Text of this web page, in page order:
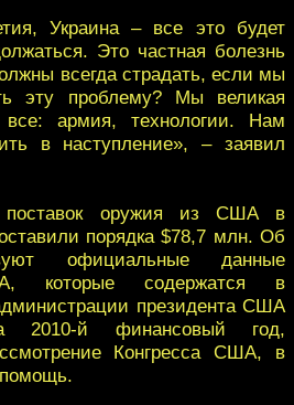
Украина – все это будет
Это частная болезнь
всегда страдать, если мы
эту проблему? Мы великая
армия, технологии. Нам
в наступление», – заявил
оружия из США в
порядка $78,7 млн. Об
официальные данные
которые содержатся в
президента США
2010-й финансовый год,
Конгресса США, в
помощь.